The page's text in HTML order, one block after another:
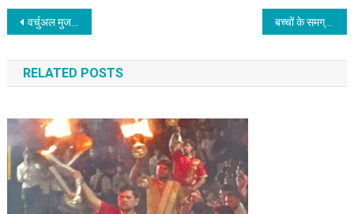
Post navigation
वर्चुअल मुजफ्फरपुर जिला दिव्‍यांगजन समूह (डी.पी.जी.) का समीक्षात्‍मक बैठक का आयोजन बच्चों के समग्र विकास के लिए स्वास्थ्य और पोषण पर ध्यान देने की जरूरत : राजीव रंजन प्रसाद
RELATED POSTS